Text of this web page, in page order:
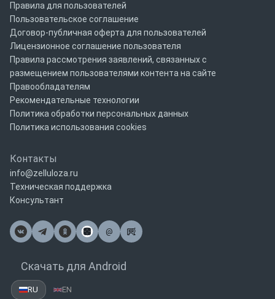
Правила для пользователей
Пользовательское соглашение
Договор-публичная оферта для пользователей
Лицензионное соглашение пользователя
Правила рассмотрения заявлений, связанных с
размещением пользователями контента на сайте
Правообладателям
Рекомендательные технологии
Политика обработки персональных данных
Политика использования cookies
Контакты
info@zelluloza.ru
Техническая поддержка
Консультант
@
Почта
Скачать для Android
RU EN